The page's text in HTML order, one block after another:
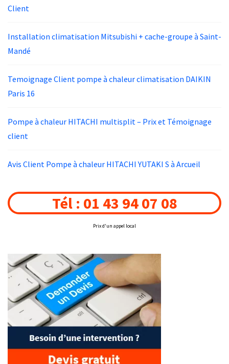
Client
Installation climatisation Mitsubishi + cache-groupe à Saint-
Mandé
Temoignage Client pompe à chaleur climatisation DAIKIN
Paris 16
Pompe à chaleur HITACHI multisplit – Prix et Témoignage
client
Avis Client Pompe à chaleur HITACHI YUTAKI S à Arcueil
Tél : 01 43 94 07 08
Prix d'un appel local